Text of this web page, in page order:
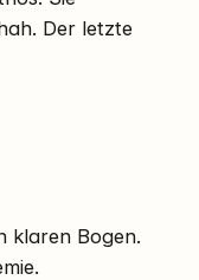
Der letzte
klaren Bogen.